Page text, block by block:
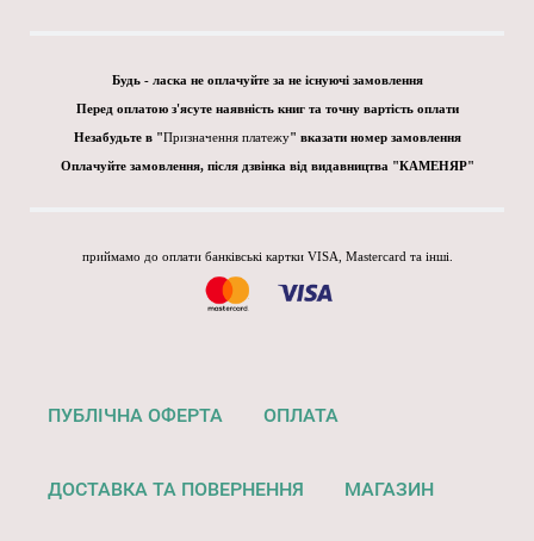
Будь - ласка не оплачуйте за не існуючі замовлення
Перед оплатою з'ясуте наявність книг та точну вартість оплати
Незабудьте в "Призначення платежу" вказати номер замовлення
Оплачуйте замовлення, після дзвінка від видавництва "КАМЕНЯР"
приймамо до оплати банківські картки VISA, Mastercard та інші.
ПУБЛІЧНА ОФЕРТА ОПЛАТА
ДОСТАВКА ТА ПОВЕРНЕННЯ МАГАЗИН